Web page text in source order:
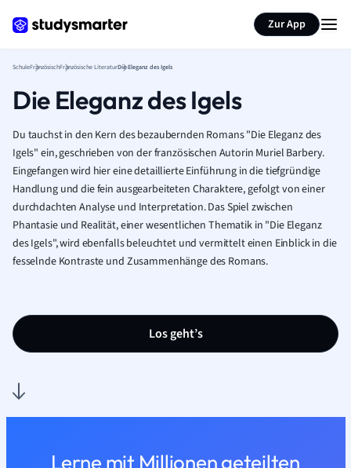
Zur App
SchuleFranzösischFranzösische LiteraturDie Eleganz des Igels
Die Eleganz des Igels
Du tauchst in den Kern des bezaubernden Romans "Die Eleganz des
Igels" ein, geschrieben von der französischen Autorin Muriel Barbery.
Eingefangen wird hier eine detaillierte Einführung in die tiefgründige
Handlung und die fein ausgearbeiteten Charaktere, gefolgt von einer
durchdachten Analyse und Interpretation. Das Spiel zwischen
Phantasie und Realität, einer wesentlichen Thematik in "Die Eleganz
des Igels", wird ebenfalls beleuchtet und vermittelt einen Einblick in die
fesselnde Kontraste und Zusammenhänge des Romans.
Los geht’s
Lerne mit Millionen geteilten
Seite zusammenfassen